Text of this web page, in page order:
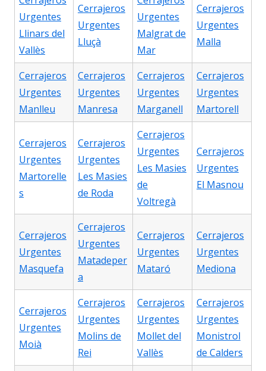
Urgentes
Llinars del
Vallès
Cerrajeros
Urgentes
Lluçà
Urgentes
Malgrat de
Mar
Cerrajeros
Urgentes
Malla
Cerrajeros
Urgentes
Manlleu
Cerrajeros
Urgentes
Manresa
Cerrajeros
Urgentes
Marganell
Cerrajeros
Urgentes
Martorell
Cerrajeros
Urgentes
Martorelle
s
Cerrajeros
Urgentes
Les Masies
de Roda
Cerrajeros
Urgentes
Les Masies
de
Voltregà
Cerrajeros
Urgentes
El Masnou
Cerrajeros
Urgentes
Masquefa
Cerrajeros
Urgentes
Matadeper
a
Cerrajeros
Urgentes
Mataró
Cerrajeros
Urgentes
Mediona
Cerrajeros
Urgentes
Moià
Cerrajeros
Urgentes
Molins de
Rei
Cerrajeros
Urgentes
Mollet del
Vallès
Cerrajeros
Urgentes
Monistrol
de Calders